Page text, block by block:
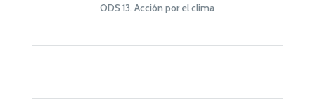
ODS 13. Acción por el clima